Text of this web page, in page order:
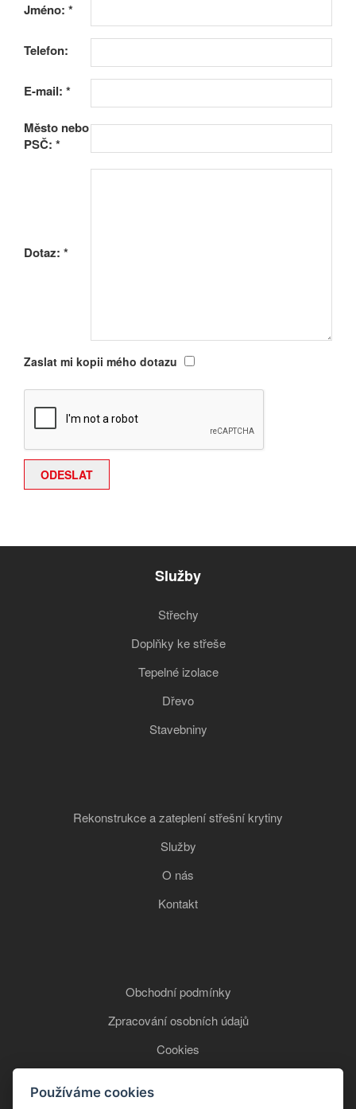
Jméno: *
Telefon:
E-mail: *
Město nebo
PSČ: *
Dotaz: *
Zaslat mi kopii mého dotazu
Služby
Střechy
Doplňky ke střeše
Tepelné izolace
Dřevo
Stavebniny
Rekonstrukce a zateplení střešní krytiny
Služby
O nás
Kontakt
Obchodní podmínky
Zpracování osobních údajů
Cookies
Používáme cookies